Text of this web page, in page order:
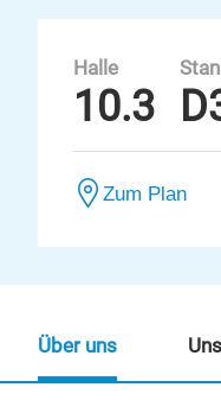
Halle
10.3
Zum Plan
Über uns